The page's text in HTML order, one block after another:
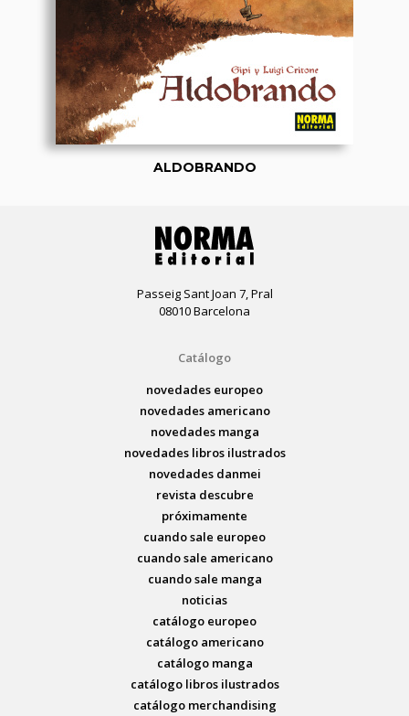
ALDOBRANDO
Passeig Sant Joan 7, Pral
08010 Barcelona
Catálogo
novedades europeo
novedades americano
novedades manga
novedades libros ilustrados
novedades danmei
revista descubre
próximamente
cuando sale europeo
cuando sale americano
cuando sale manga
noticias
catálogo europeo
catálogo americano
catálogo manga
catálogo libros ilustrados
catálogo merchandising